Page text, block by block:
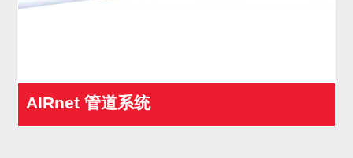
AIRnet 管道系统